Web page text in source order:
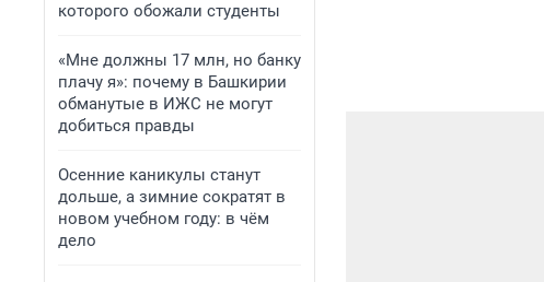
которого обожали студенты
«Мне должны 17 млн, но банку
плачу я»: почему в Башкирии
обманутые в ИЖС не могут
добиться правды
Осенние каникулы станут
дольше, а зимние сократят в
новом учебном году: в чём
дело